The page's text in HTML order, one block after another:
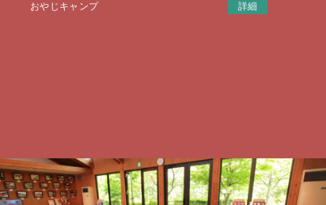
おやじキャンプ 詳細